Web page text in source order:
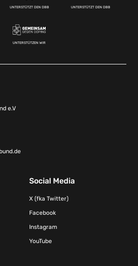
UNTERSTÜTZT DEN DBB UNTERSTÜTZT DEN DBB
UNTERSTÜTZEN WIR
e.V
Social Media
X (fka Twitter)
Facebook
Instagram
YouTube